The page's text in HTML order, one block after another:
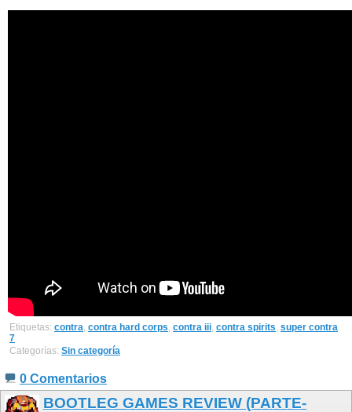
Etiquetas: contra, contra hard corps, contra iii, contra spirits, super contra
7
Categorías: Sin categoría
0 Comentarios
BOOTLEG GAMES REVIEW (PARTE-